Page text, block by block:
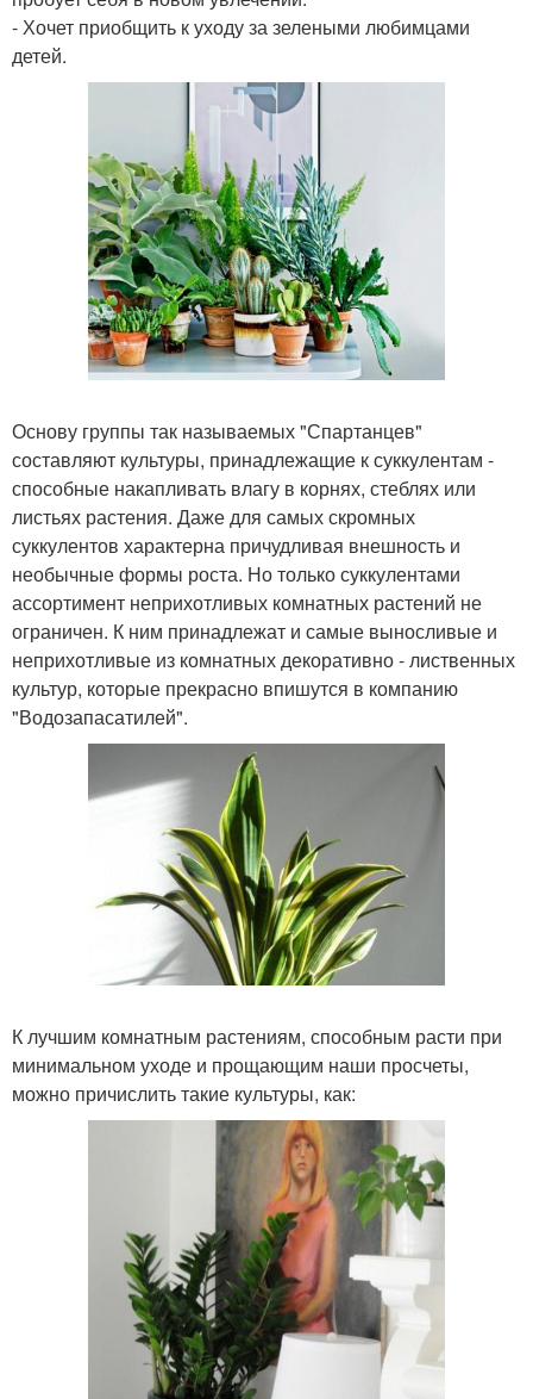
- Хочет приобщить к уходу за зелеными любимцами
детей.
Основу группы так называемых "Спартанцев"
составляют культуры, принадлежащие к суккулентам -
способные накапливать влагу в корнях, стеблях или
листьях растения. Даже для самых скромных
суккулентов характерна причудливая внешность и
необычные формы роста. Но только суккулентами
ассортимент неприхотливых комнатных растений не
ограничен. К ним принадлежат и самые выносливые и
неприхотливые из комнатных декоративно - лиственных
культур, которые прекрасно впишутся в компанию
"Водозапасатилей".
К лучшим комнатным растениям, способным расти при
минимальном уходе и прощающим наши просчеты,
можно причислить такие культуры, как: